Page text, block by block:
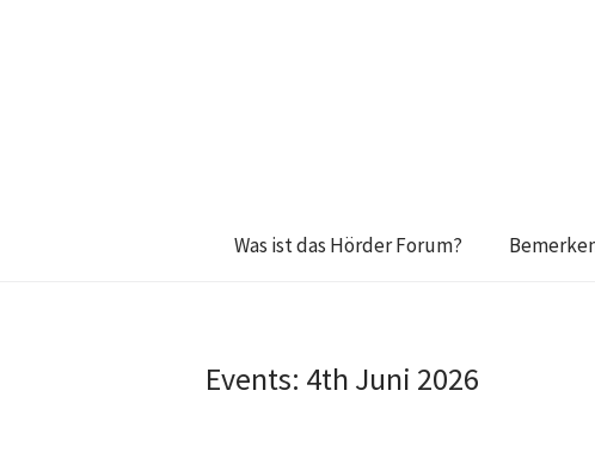
Was ist das Hörder Forum?
Events: 4th Juni 2026